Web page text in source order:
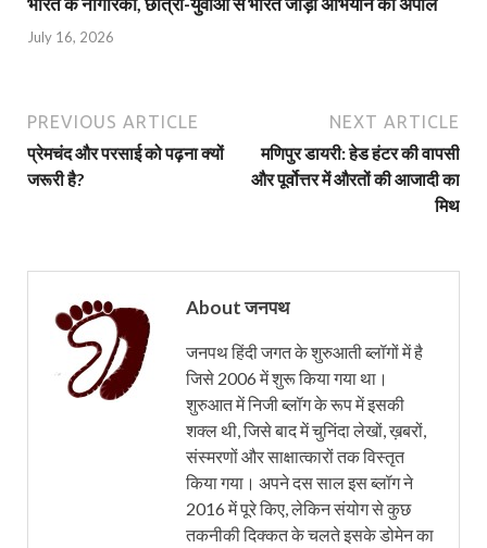
July 16, 2026
PREVIOUS ARTICLE
प्रेमचंद और परसाई को पढ़ना क्यों
जरूरी है?
NEXT ARTICLE
मणिपुर डायरी: हेड हंटर की वापसी
और पूर्वोत्तर में औरतों की आजादी का
मिथ
About जनपथ
जनपथ हिंदी जगत के शुरुआती ब्लॉगों में है
जिसे 2006 में शुरू किया गया था।
शुरुआत में निजी ब्लॉग के रूप में इसकी
शक्ल थी, जिसे बाद में चुनिंदा लेखों, ख़बरों,
संस्मरणों और साक्षात्कारों तक विस्तृत
किया गया। अपने दस साल इस ब्लॉग ने
2016 में पूरे किए, लेकिन संयोग से कुछ
तकनीकी दिक्कत के चलते इसके डोमेन का